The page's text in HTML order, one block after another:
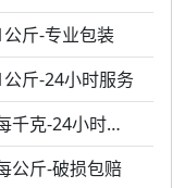
斤-专业包装
斤-24小时服务
昆明到山南货运专线-运费0.47元每千克-24小时服务
公斤-破损包赔